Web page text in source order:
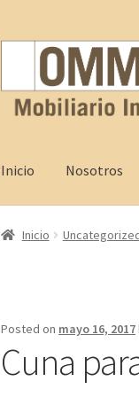
Skip
navigation
Skip
content
Inicio Nosotros
Inicio Contacto
Inicio
Posted on mayo 16, 2017
Cuna